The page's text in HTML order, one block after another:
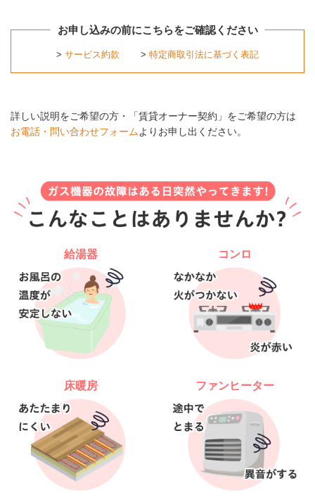
お申し込みの前にこちらをご確認ください
> サービス約款 > 特定商取引法に基づく表記
詳しい説明をご希望の方・「賃貸オーナー契約」をご希望の方は
お電話・問い合わせフォームよりお申し出ください。
給湯器 コンロ
床暖房 ファンヒーター